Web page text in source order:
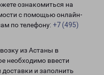
ознакомиться на
с помощью онлайн-
по телефону: +7 (495)
из Астаны в
необходимо ввести
и заполнить